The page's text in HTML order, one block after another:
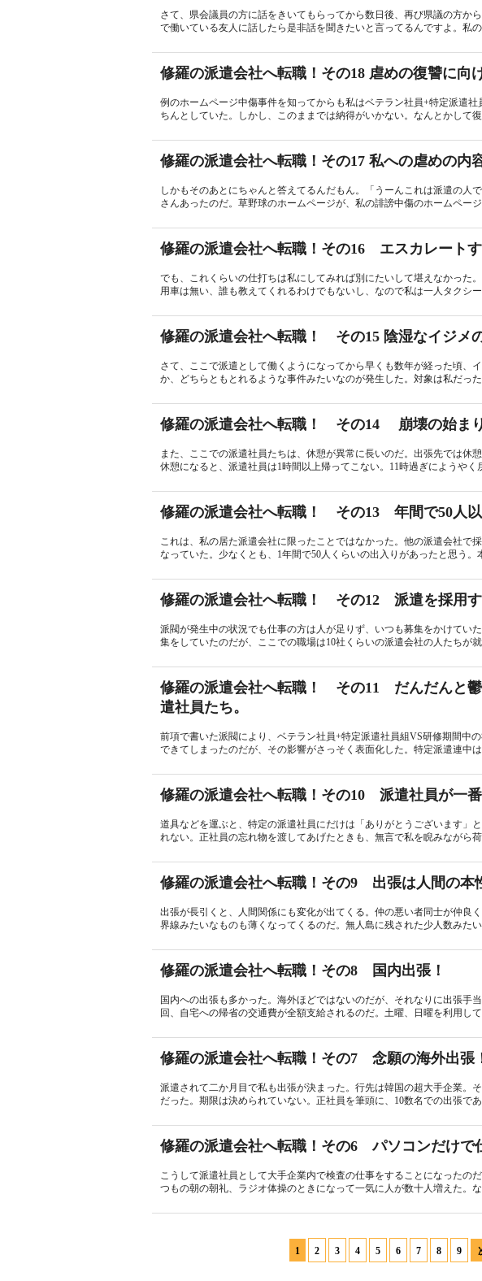
さて、県会議員の方に話をきいてもらってから数日後、再び県議の方か
で働いている友人に話したら是非話を聞きたいと言ってるんですよ。私
修羅の派遣会社へ転職！その18 虐めの復讐に向
例のホームページ中傷事件を知ってからも私はベテラン社員+特定派遣
ちんとしていた。しかし、このままでは納得がいかない。なんとかして
修羅の派遣会社へ転職！その17 私への虐めの内
しかもそのあとにちゃんと答えてるんだもん。「うーんこれは派遣の人
さんあったのだ。草野球のホームページが、私の誹謗中傷のホームペー
修羅の派遣会社へ転職！その16 エスカレートす
でも、これくらいの仕打ちは私にしてみれば別にたいして堪えなかった
用車は無い、誰も教えてくれるわけでもないし、なので私は一人タクシ
修羅の派遣会社へ転職！ その15 陰湿なイジメ
さて、ここで派遣として働くようになってから早くも数年が経った頃、
か、どちらともとれるような事件みたいなのが発生した。対象は私だっ
修羅の派遣会社へ転職！ その14 崩壊の始まり
また、ここでの派遣社員たちは、休憩が異常に長いのだ。出張先では休
休憩になると、派遣社員は1時間以上帰ってこない。11時過ぎにようやく
修羅の派遣会社へ転職！ その13 年間で50人以
これは、私の居た派遣会社に限ったことではなかった。他の派遣会社で
なっていた。少なくとも、1年間で50人くらいの出入りがあったと思う。
修羅の派遣会社へ転職！ その12 派遣を採用す
派閥が発生中の状況でも仕事の方は人が足りず、いつも募集をかけてい
集をしていたのだが、ここでの職場は10社くらいの派遣会社の人たちが
修羅の派遣会社へ転職！ その11 だんだんと鬱
遣社員たち。
前項で書いた派閥により、ベテラン社員+特定派遣社員組VS研修期間中
できてしまったのだが、その影響がさっそく表面化した。特定派遣連中
修羅の派遣会社へ転職！その10 派遣社員が一番
道具などを運ぶと、特定の派遣社員にだけは「ありがとうございます」
れない。正社員の忘れ物を渡してあげたときも、無言で私を睨みながら
修羅の派遣会社へ転職！その9 出張は人間の本
出張が長引くと、人間関係にも変化が出てくる。仲の悪い者同士が仲良
界線みたいなものも薄くなってくるのだ。無人島に残された少人数みた
修羅の派遣会社へ転職！その8 国内出張！
国内への出張も多かった。海外ほどではないのだが、それなりに出張手
回、自宅への帰省の交通費が全額支給されるのだ。土曜、日曜を利用し
修羅の派遣会社へ転職！その7 念願の海外出張
派遣されて二か月目で私も出張が決まった。行先は韓国の超大手企業。
だった。期限は決められていない。正社員を筆頭に、10数名での出張で
修羅の派遣会社へ転職！その6 パソコンだけで
こうして派遣社員として大手企業内で検査の仕事をすることになったの
つもの朝の朝礼、ラジオ体操のときになって一気に人が数十人増えた。
1 2 3 4 5 6 7 8 9